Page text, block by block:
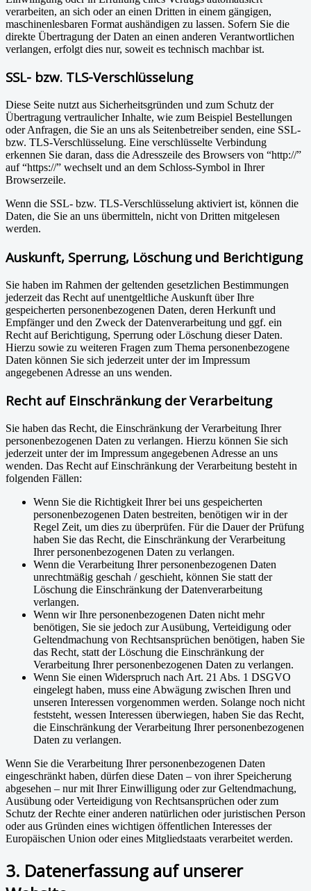
verarbeiten, an sich oder an einen Dritten in einem gängigen,
maschinenlesbaren Format aushändigen zu lassen. Sofern Sie die
direkte Übertragung der Daten an einen anderen Verantwortlichen
verlangen, erfolgt dies nur, soweit es technisch machbar ist.
SSL- bzw. TLS-Verschlüsselung
Diese Seite nutzt aus Sicherheitsgründen und zum Schutz der
Übertragung vertraulicher Inhalte, wie zum Beispiel Bestellungen
oder Anfragen, die Sie an uns als Seitenbetreiber senden, eine SSL-
bzw. TLS-Verschlüsselung. Eine verschlüsselte Verbindung
erkennen Sie daran, dass die Adresszeile des Browsers von “http://”
auf “https://” wechselt und an dem Schloss-Symbol in Ihrer
Browserzeile.
Wenn die SSL- bzw. TLS-Verschlüsselung aktiviert ist, können die
Daten, die Sie an uns übermitteln, nicht von Dritten mitgelesen
werden.
Auskunft, Sperrung, Löschung und Berichtigung
Sie haben im Rahmen der geltenden gesetzlichen Bestimmungen
jederzeit das Recht auf unentgeltliche Auskunft über Ihre
gespeicherten personenbezogenen Daten, deren Herkunft und
Empfänger und den Zweck der Datenverarbeitung und ggf. ein
Recht auf Berichtigung, Sperrung oder Löschung dieser Daten.
Hierzu sowie zu weiteren Fragen zum Thema personenbezogene
Daten können Sie sich jederzeit unter der im Impressum
angegebenen Adresse an uns wenden.
Recht auf Einschränkung der Verarbeitung
Sie haben das Recht, die Einschränkung der Verarbeitung Ihrer
personenbezogenen Daten zu verlangen. Hierzu können Sie sich
jederzeit unter der im Impressum angegebenen Adresse an uns
wenden. Das Recht auf Einschränkung der Verarbeitung besteht in
folgenden Fällen:
Wenn Sie die Richtigkeit Ihrer bei uns gespeicherten
personenbezogenen Daten bestreiten, benötigen wir in der
Regel Zeit, um dies zu überprüfen. Für die Dauer der Prüfung
haben Sie das Recht, die Einschränkung der Verarbeitung
Ihrer personenbezogenen Daten zu verlangen.
Wenn die Verarbeitung Ihrer personenbezogenen Daten
unrechtmäßig geschah / geschieht, können Sie statt der
Löschung die Einschränkung der Datenverarbeitung
verlangen.
Wenn wir Ihre personenbezogenen Daten nicht mehr
benötigen, Sie sie jedoch zur Ausübung, Verteidigung oder
Geltendmachung von Rechtsansprüchen benötigen, haben Sie
das Recht, statt der Löschung die Einschränkung der
Verarbeitung Ihrer personenbezogenen Daten zu verlangen.
Wenn Sie einen Widerspruch nach Art. 21 Abs. 1 DSGVO
eingelegt haben, muss eine Abwägung zwischen Ihren und
unseren Interessen vorgenommen werden. Solange noch nicht
feststeht, wessen Interessen überwiegen, haben Sie das Recht,
die Einschränkung der Verarbeitung Ihrer personenbezogenen
Daten zu verlangen.
Wenn Sie die Verarbeitung Ihrer personenbezogenen Daten
eingeschränkt haben, dürfen diese Daten – von ihrer Speicherung
abgesehen – nur mit Ihrer Einwilligung oder zur Geltendmachung,
Ausübung oder Verteidigung von Rechtsansprüchen oder zum
Schutz der Rechte einer anderen natürlichen oder juristischen Person
oder aus Gründen eines wichtigen öffentlichen Interesses der
Europäischen Union oder eines Mitgliedstaats verarbeitet werden.
3. Datenerfassung auf unserer